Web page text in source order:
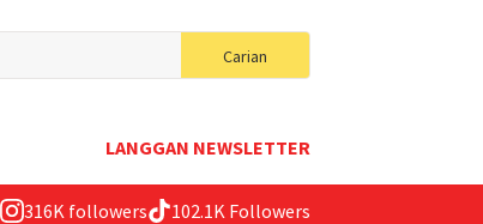
Carian
for:
LANGGAN NEWSLETTER
316K followers 102.1K Followers